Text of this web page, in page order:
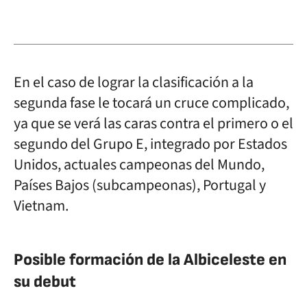
En el caso de lograr la clasificación a la
segunda fase le tocará un cruce complicado,
ya que se verá las caras contra el primero o el
segundo del Grupo E, integrado por Estados
Unidos, actuales campeonas del Mundo,
Países Bajos (subcampeonas), Portugal y
Vietnam.
Posible formación de la Albiceleste en
su debut